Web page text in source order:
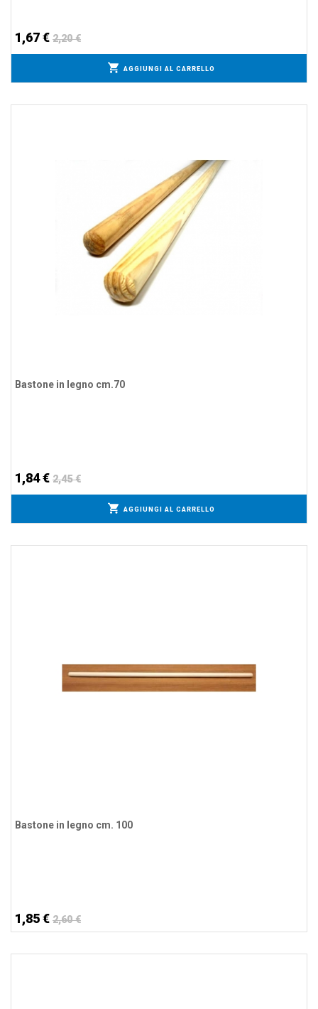
1,67 € 2,20 €
AGGIUNGI AL CARRELLO
Bastone in legno cm.70
1,84 € 2,45 €
AGGIUNGI AL CARRELLO
Bastone in legno cm. 100
1,85 € 2,60 €